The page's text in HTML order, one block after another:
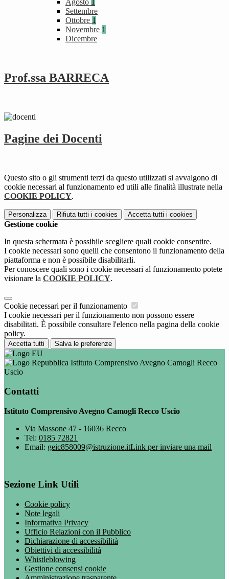
Agosto 1
Settembre
Ottobre 1
Novembre 1
Dicembre
Prof.ssa BARRECA
Pagine dei Docenti
Questo sito o gli strumenti terzi da questo utilizzati si avvalgono di
cookie necessari al funzionamento ed utili alle finalità illustrate nella
COOKIE POLICY.
Personalizza Rifiuta tutti i cookies Accetta tutti i cookies
Gestione cookie
In questa schermata è possibile scegliere quali cookie consentire.
I cookie necessari sono quelli che consentono il funzionamento della
piattaforma e non è possibile disabilitarli.
Per conoscere quali sono i cookie necessari al funzionamento potete
visionare la COOKIE POLICY.
Cookie necessari per il funzionamento
I cookie necessari per il funzionamento non possono essere
disabilitati. È possibile consultare l'elenco nella pagina della cookie
policy.
Accetta tutti Salva le preferenze
Istituto Comprensivo Avegno Camogli Recco
Uscio
Contatti
Istituto Comprensivo Avegno Camogli Recco Uscio
Via Massone 47 - 16036 Recco
Tel: 0185 72821
Email: geic858009@istruzione.itLink per inviare una mail
Sezione Link Utili
Cookie policy
Note legali
Informativa Privacy
Ufficio Relazioni con il Pubblico
Dichiarazione di accessibilità
Obiettivi di accessibilità
Whistleblowing
Gestione consensi cookie